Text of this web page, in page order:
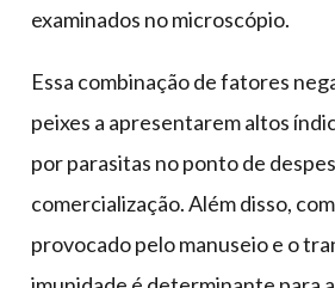
examinados no microscópio.
Essa combinação de fatores
peixes a apresentarem altos
por parasitas no ponto de
comercialização. Além disso,
provocado pelo manuseio e o